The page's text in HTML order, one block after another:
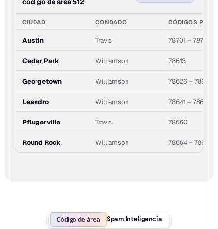
código de área 512
CIUDAD CONDADO CÓDIGOS
Austin Travis 78701 – 78759
Cedar Park Williamson 78613
Georgetown Williamson 78626 – 78628
Leandro Williamson 78641 – 78646
Pflugerville Travis 78660
Round Rock Williamson 78664 – 78681
Código de área Spam Inteligencia